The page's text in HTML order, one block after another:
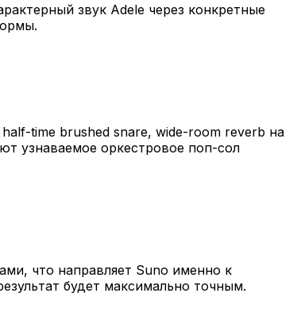
звук Adele через конкретные
time brushed snare, wide-room reverb на
узнаваемое оркестровое поп-сол
что направляет Suno именно к
будет максимально точным.